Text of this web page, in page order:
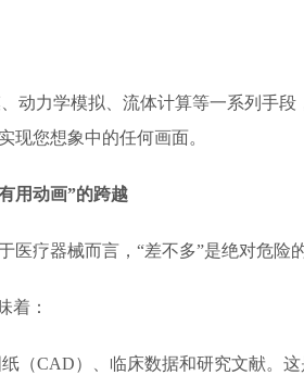
动力学模拟、流体计算等一系列手
现您想象中的任何画面。
用动画”的跨越
疗器械而言，“差不多”是绝对危险的
着：
（CAD）、临床数据和研究文献。这